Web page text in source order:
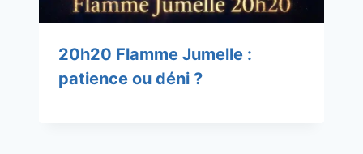
20h20 Flamme Jumelle :
patience ou déni ?